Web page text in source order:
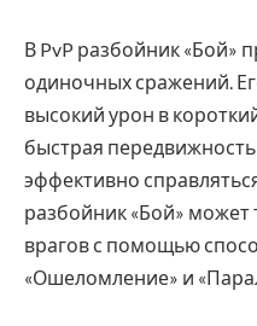
В PvP разбойник «Бой»
одиночных сражений.
высокий урон в
быстрая
эффективно
разбойник «Бой» может
врагов с помощью
«Ошеломление» и